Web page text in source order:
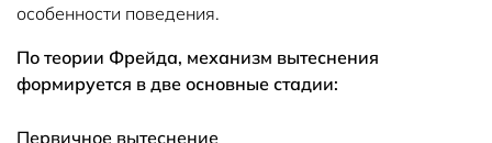
особенности поведения.
По теории Фрейда, механизм вытеснения
формируется в две основные стадии:
Первичное вытеснение